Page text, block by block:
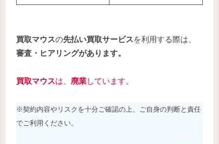
買取マウスの先払い買取サービスを利用する際は、
審査・ヒアリングがあります。
買取マウスは、 廃業しています。
※契約内容やリスクを十分ご確認の上、ご自身の判断と責任
でご利用ください。